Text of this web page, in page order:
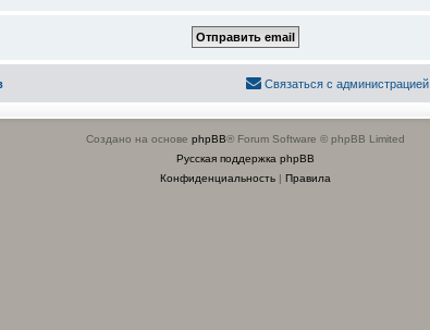
Связаться с администрацией
Создано на основе phpBB® Forum Software © phpBB Limited
Русская поддержка phpBB
Конфиденциальность| Правила